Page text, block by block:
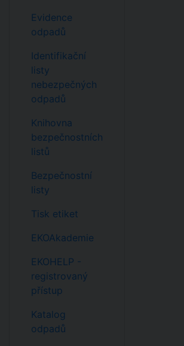
Evidence
odpadů
Identifikační
listy
nebezpečných
odpadů
Knihovna
bezpečnostních
listů
Bezpečnostní
listy
Tisk etiket
EKOAkademie
EKOHELP -
registrovaný
přístup
Katalog
odpadů